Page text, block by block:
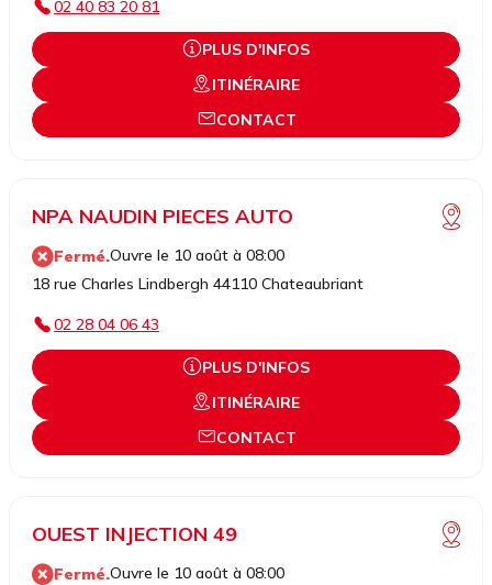
02 40 83 20 81
PLUS D'INFOS
ITINÉRAIRE
CONTACT
NPA NAUDIN PIECES AUTO
Fermé.Ouvre le 10 août à 08:00
18 rue Charles Lindbergh 44110 Chateaubriant
02 28 04 06 43
PLUS D'INFOS
ITINÉRAIRE
CONTACT
OUEST INJECTION 49
Fermé.Ouvre le 10 août à 08:00